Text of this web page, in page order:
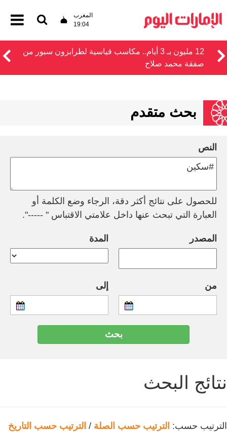
المغرب
19:04
12 مليون بـ 3 أيام.. مكاسب قياسية لطرابزون سبور من
صفقة محمد صلاح
بحث متقدم
النص
للحصول على نتائج أكثر دقة، الرجاء وضع الكلمة أو
العبارة التي تبحث عنها داخل علامتي الاقتباس " -----".
المصدر المدة
من إلى
نتائج البحث
الترتيب حسب: الترتيب حسب الصلة / الترتيب حسب التاريخ